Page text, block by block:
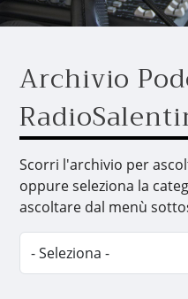
Archivio
Scorri l'archivio per
oppure seleziona la
ascoltare dal menù